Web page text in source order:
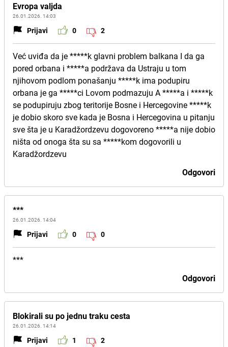
Evropa valjda
26.01.2026. 14:03
Prijavi 0 2
Već uviđa da je *****k glavni problem balkana I da ga
pored orbana i *****a podržava da Ustraju u tom
njihovom podlom ponašanju *****k ima podupiru
orbana je ga *****ci Lovom podmazuju A *****a i *****k
se podupiruju zbog teritorije Bosne i Hercegovine *****k
je dobio skoro sve kada je Bosna i Hercegovina u pitanju
sve šta je u Karadžordzevu dogovoreno *****a nije dobio
ništa od onoga šta su sa *****kom dogovorili u
Karadžordzevu
Odgovori
***
26.01.2026. 14:04
Prijavi 0 0
***
Odgovori
Blokirali su po jednu traku cesta
26.01.2026. 14:14
Prijavi 1 2